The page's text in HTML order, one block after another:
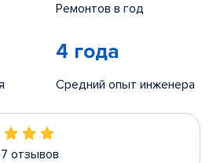
Ремонтов в год
4 года
Средний опыт инженера
отзывов